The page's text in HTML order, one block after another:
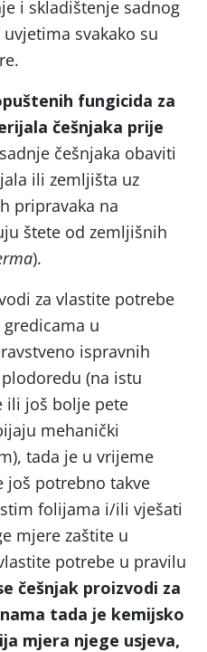
i skladištenje sadnog
svakako su
fungicida za
češnjaka prije
češnjaka obaviti
ili zemljišta uz
pripravaka na
štete od zemljišnih
).
za vlastite potrebe
u
ispravnih
(na istu
ili još bolje pete
mehanički
tada je u vrijeme
još potrebno takve
folijama i/ili vješati
mjere zaštite u
potrebe u pravilu
češnjak proizvodi za
tada je kemijsko
mjera njege usjeva,